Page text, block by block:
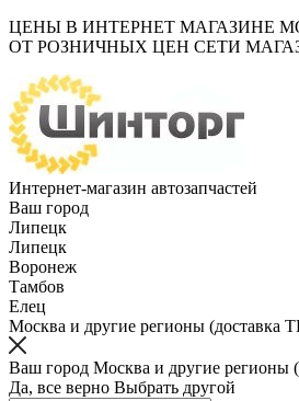
ЦЕНЫ В ИНТЕРНЕТ МАГАЗИНЕ
ОТ РОЗНИЧНЫХ ЦЕН СЕТИ
Интернет-магазин автозапчастей
Ваш город
Липецк
Липецк
Воронеж
Тамбов
Елец
Москва и другие регионы (доставка
Ваш город Москва и другие регионы
Да, все верно Выбрать другой